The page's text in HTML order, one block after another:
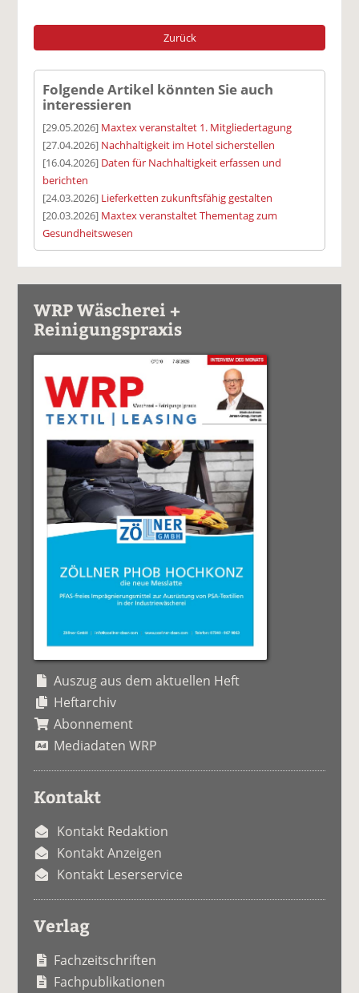
Zurück
Folgende Artikel könnten Sie auch
interessieren
[29.05.2026] Maxtex veranstaltet 1. Mitgliedertagung
[27.04.2026] Nachhaltigkeit im Hotel sicherstellen
[16.04.2026] Daten für Nachhaltigkeit erfassen und
berichten
[24.03.2026] Lieferketten zukunftsfähig gestalten
[20.03.2026] Maxtex veranstaltet Thementag zum
Gesundheitswesen
WRP Wäscherei +
Reinigungspraxis
Auszug aus dem aktuellen Heft
Heftarchiv
Abonnement
Mediadaten WRP
Kontakt
Kontakt Redaktion
Kontakt Anzeigen
Kontakt Leserservice
Verlag
Fachzeitschriften
Fachpublikationen